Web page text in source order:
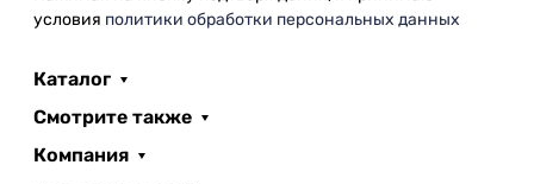
условия политики обработки персональных данных
Каталог
Смотрите также
Компания